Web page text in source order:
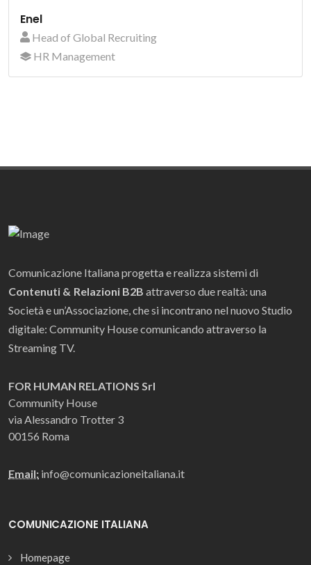
Enel
Head of Global Recruiting
HR Management
Comunicazione Italiana progetta e realizza sistemi di
Contenuti & Relazioni B2B attraverso due realtà: una
Società e un’Associazione, che si incontrano nel nuovo Studio
digitale: Community House comunicando attraverso la
Streaming TV.
FOR HUMAN RELATIONS Srl
Community House
via Alessandro Trotter 3
00156 Roma
Email: info@comunicazioneitaliana.it
COMUNICAZIONE ITALIANA
Homepage